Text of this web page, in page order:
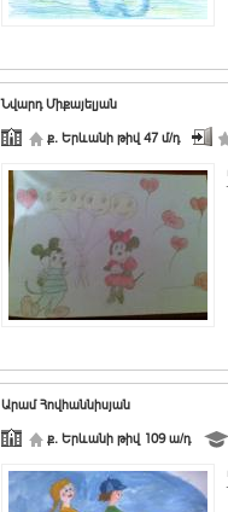
Նվարդ Միքայելյան
ք. Երևանի թիվ 47 մ/դ
Արամ Հովհաննիսյան
ք. Երևանի թիվ 109 ա/դ